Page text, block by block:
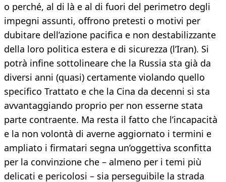
o perché, al di là e al di fuori del perimetro degli
impegni assunti, offrono pretesti o motivi per
dubitare dell’azione pacifica e non destabilizzante
della loro politica estera e di sicurezza (l’Iran). Si
potrà infine sottolineare che la Russia sta già da
diversi anni (quasi) certamente violando quello
specifico Trattato e che la Cina da decenni si sta
avvantaggiando proprio per non esserne stata
parte contraente. Ma resta il fatto che l’incapacità
e la non volontà di averne aggiornato i termini e
ampliato i firmatari segna un’oggettiva sconfitta
per la convinzione che – almeno per i temi più
delicati e pericolosi – sia perseguibile la strada